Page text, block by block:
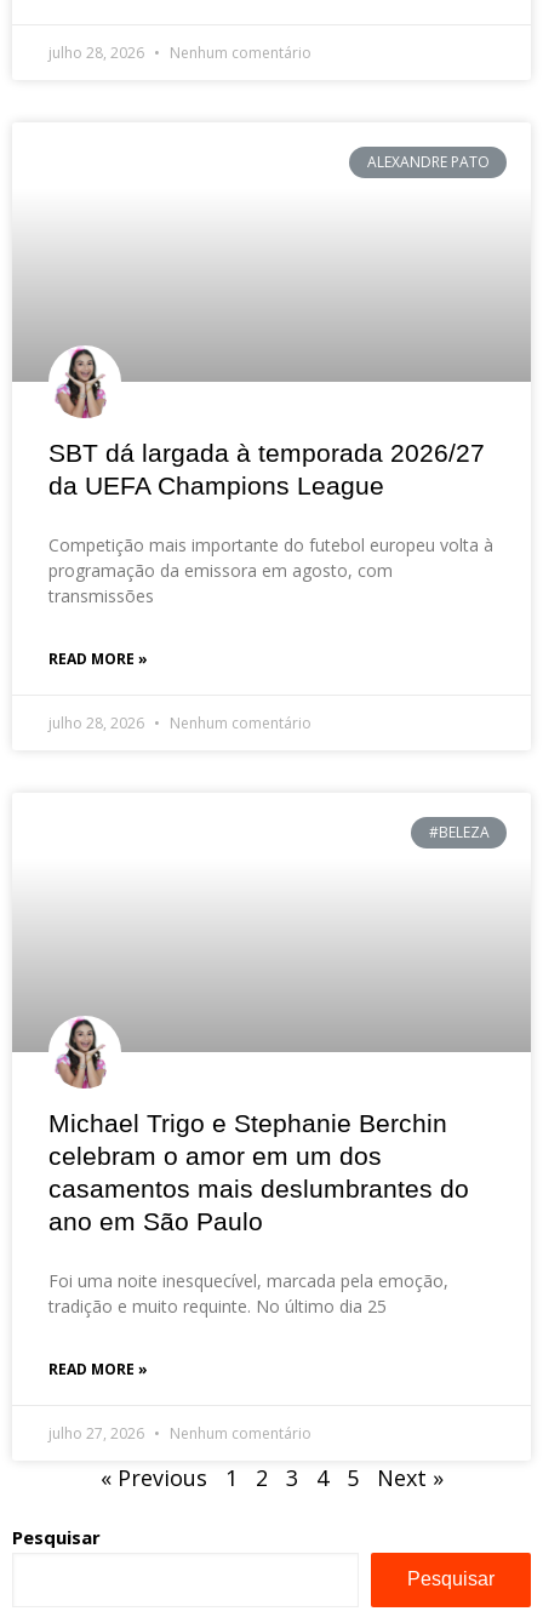
julho 28, 2026 Nenhum comentário
ALEXANDRE PATO
SBT dá largada à temporada 2026/27
da UEFA Champions League
Competição mais importante do futebol europeu volta à
programação da emissora em agosto, com
transmissões
READ MORE »
julho 28, 2026 Nenhum comentário
#BELEZA
Michael Trigo e Stephanie Berchin
celebram o amor em um dos
casamentos mais deslumbrantes do
ano em São Paulo
Foi uma noite inesquecível, marcada pela emoção,
tradição e muito requinte. No último dia 25
READ MORE »
julho 27, 2026 Nenhum comentário
« Previous 1 2 3 4 5 Next »
Pesquisar
Pesquisar